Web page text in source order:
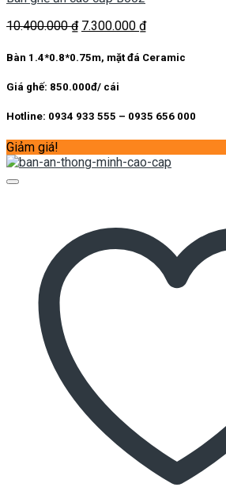
10.400.000₫ Giá
là:
7.300.000 ₫Giá
tại
Bàn 1.4*0.8*0.75m, mặt đá Ceramic
Giá ghế: 850.000đ/ cái
Hotline: 0934 933 555 – 0935 656 000
Giảm giá!